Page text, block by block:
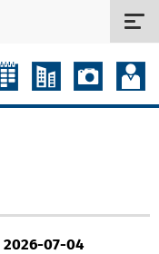
2026-07-04